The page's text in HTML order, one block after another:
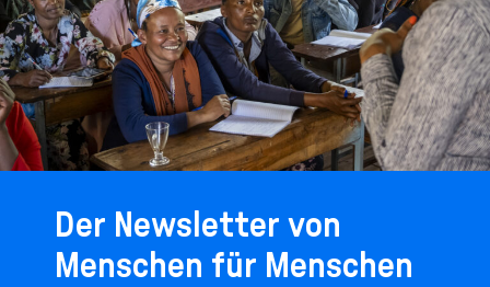
Der Newsletter von
Menschen für Menschen